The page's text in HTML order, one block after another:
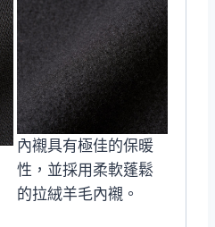
內襯具有極佳的保暖
性，並採用柔軟蓬鬆
的拉絨羊毛內襯。